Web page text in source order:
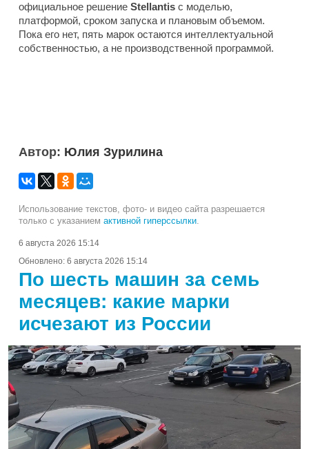
официальное решение Stellantis с моделью,
платформой, сроком запуска и плановым объемом.
Пока его нет, пять марок остаются интеллектуальной
собственностью, а не производственной программой.
Автор: Юлия Зурилина
Использование текстов, фото- и видео сайта разрешается
только с указанием активной гиперссылки.
6 августа 2026 15:14
Обновлено: 6 августа 2026 15:14
По шесть машин за семь
месяцев: какие марки
исчезают из России